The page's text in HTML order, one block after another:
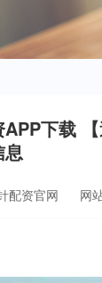
下载
息
配资官网 网